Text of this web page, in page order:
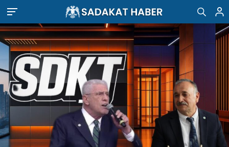
Duygusal Anlar SAMSUN – Sadakat Haber TV
:Cemal Peker